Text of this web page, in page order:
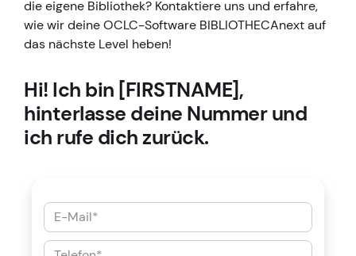
die eigene Bibliothek? Kontaktiere uns und erfahre,
wie wir deine OCLC-Software BIBLIOTHECAnext auf
das nächste Level heben!
Hi! Ich bin [FIRSTNAME],
hinterlasse deine Nummer und
ich rufe dich zurück.